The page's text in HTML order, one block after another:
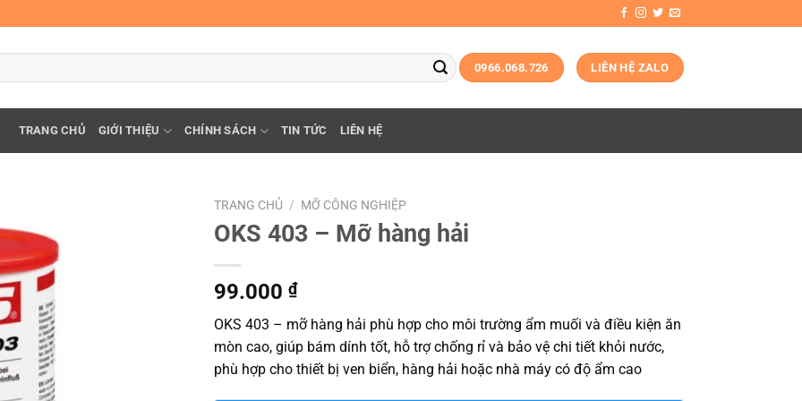
0966.068.726 LIÊN HỆ ZALO
TRANG CHỦ GIỚI THIỆU CHÍNH SÁCH TIN TỨC LIÊN HỆ
TRANG CHỦ / MỠ CÔNG NGHIỆP
OKS 403 – Mỡ hàng hải
99.000 ₫
OKS 403 – mỡ hàng hải phù hợp cho môi trường ẩm muối và điều kiện ăn
mòn cao, giúp bám dính tốt, hỗ trợ chống rỉ và bảo vệ chi tiết khỏi nước,
phù hợp cho thiết bị ven biển, hàng hải hoặc nhà máy có độ ẩm cao